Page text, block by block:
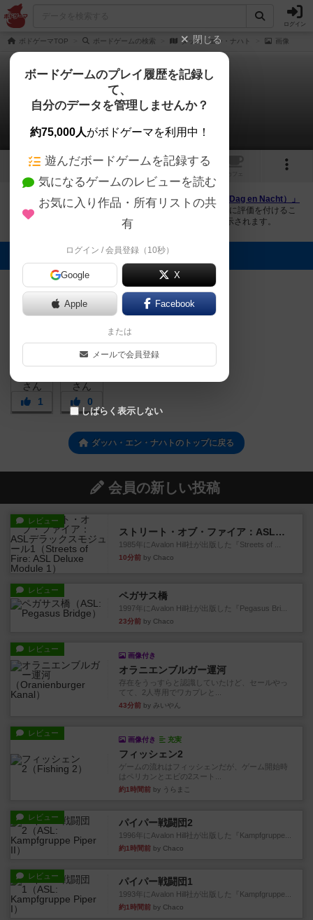
ログイン
ボドゲーマTOP ボードゲームの検索 ダッハ・エン・ナハト 画像
ダッハ・エン・ナハト
2件の画像
2 1
ボドゲーマにログインすると、 「ダッハ・エン・ナハト（Dag en Nacht）」
の画像をアップロード出来たり、他のユーザーの投稿画像に評価を付けるこ
とができます。また、トップ6の画像は様々なページで表示されます。
トップに表示される画像
yokoyamaryuma
1
Kanare_Abstract
0
ダッハ・エン・ナハトのトップに戻る
会員の新しい投稿
レビュー
ストリート・オブ・ファイア：ASLデラックスモジュール1
1985年にAvalon Hill社が出版した『Streets of ...
10分前 by Chaco
レビュー ペガサス橋
1997年にAvalon Hill社が出版した『Pegasus Bri...
23分前 by Chaco
レビュー
画像付き
オラニエンブルガー運河
存在をうっすらと認識していたけど、セールやっ
てて、2人専用でワカプレと...
43分前 by みいやん
レビュー
画像付き 充実
フィッシェン2
ゲームの流れはフィッシェンだが、ゲーム開始時
はペリカンとエビの2スート...
約1時間前 by うらまこ
レビュー パイパー戦闘団2
1996年にAvalon Hill社が出版した『Kampfgruppe...
約1時間前 by Chaco
レビュー パイパー戦闘団1
1993年にAvalon Hill社が出版した『Kampfgruppe...
約1時間前 by Chaco
閉じる
ボードゲームのプレイ履歴を記録し
て、
自分のデータを管理しませんか？
約75,000人がボドゲーマを利用中！
遊んだボードゲームを記録する
気になるゲームのレビューを読む
お気に入り作品・所有リストの共
有
ログイン / 会員登録（10秒）
Google X
Apple Facebook
または
メールで会員登録
しばらく表示しない